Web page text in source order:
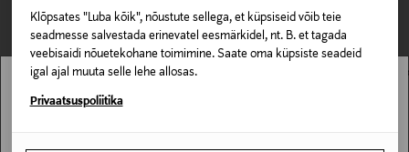
Klõpsates "Luba kõik", nõustute sellega, et küpsiseid võib teie
seadmesse salvestada erinevatel eesmärkidel, nt. B. et tagada
veebisaidi nõuetekohane toimimine. Saate oma küpsiste seadeid
igal ajal muuta selle lehe allosas.
Privaatsuspoliitika
Materjal
80% polüester, 20% elastaan
Täidis
VAATASID KA
Stockmann pole Sinu riigis saadaval.